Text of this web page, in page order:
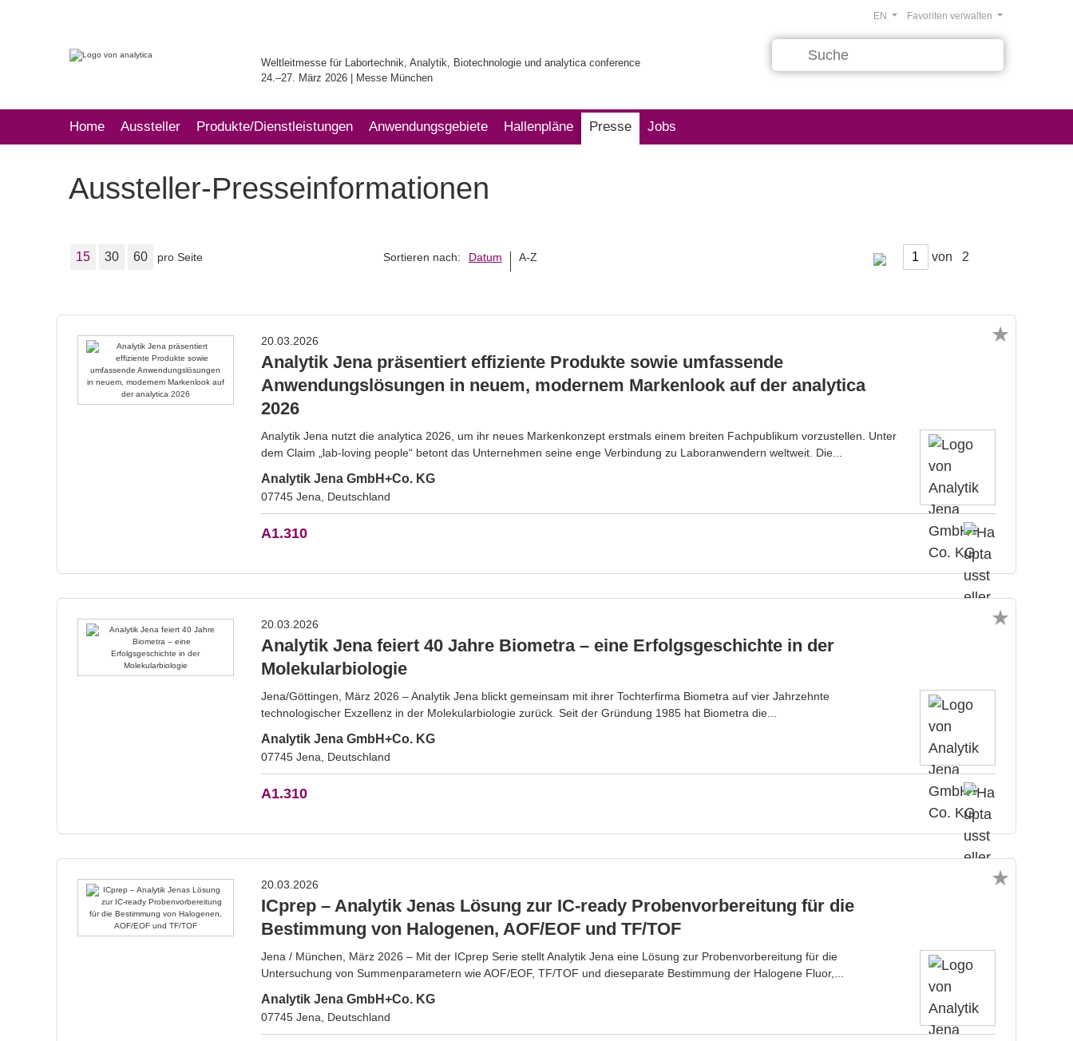
Weltleitmesse für Labortechnik, Analytik, Biotechnologie und analytica conference
24.–27. März 2026 | Messe München
Favoriten verwalten
EN
Home Aussteller Produkte/Dienstleistungen Anwendungsgebiete Hallenpläne Presse Jobs
Aussteller-Presseinformationen
15 30 60 pro Seite Sortieren nach: Datum A-Z von
20.03.2026
Analytik Jena präsentiert effiziente Produkte sowie umfassende
Anwendungslösungen in neuem, modernem Markenlook auf der analytica
2026
Analytik Jena nutzt die analytica 2026, um ihr neues Markenkonzept erstmals einem breiten Fachpublikum vorzustellen. Unter
dem Claim „lab-loving people“ betont das Unternehmen seine enge Verbindung zu Laboranwendern weltweit. Die...
Analytik Jena GmbH+Co. KG
07745 Jena, Deutschland
A1.310
20.03.2026
Analytik Jena feiert 40 Jahre Biometra – eine Erfolgsgeschichte in der
Molekularbiologie
Jena/Göttingen, März 2026 – Analytik Jena blickt gemeinsam mit ihrer Tochterfirma Biometra auf vier Jahrzehnte
technologischer Exzellenz in der Molekularbiologie zurück. Seit der Gründung 1985 hat Biometra die...
Analytik Jena GmbH+Co. KG
07745 Jena, Deutschland
A1.310
20.03.2026
ICprep – Analytik Jenas Lösung zur IC-ready Probenvorbereitung für die
Bestimmung von Halogenen, AOF/EOF und TF/TOF
Jena / München, März 2026 – Mit der ICprep Serie stellt Analytik Jena eine Lösung zur Probenvorbereitung für die
Untersuchung von Summenparametern wie AOF/EOF, TF/TOF und dieseparate Bestimmung der Halogene Fluor,...
Analytik Jena GmbH+Co. KG
07745 Jena, Deutschland